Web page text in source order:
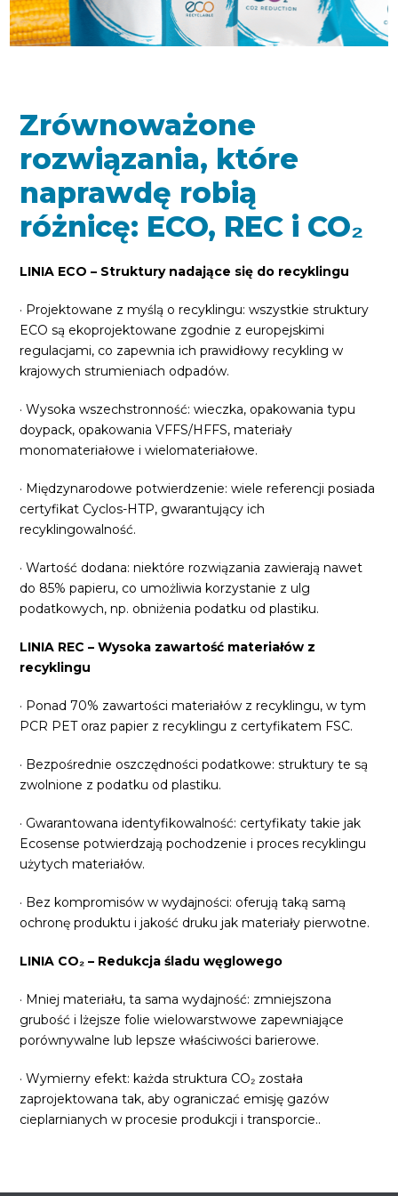
Zrównoważone
rozwiązania, które
naprawdę robią
różnicę: ECO, REC i CO₂
LINIA ECO – Struktury nadające się do recyklingu
· Projektowane z myślą o recyklingu: wszystkie struktury
ECO są ekoprojektowane zgodnie z europejskimi
regulacjami, co zapewnia ich prawidłowy recykling w
krajowych strumieniach odpadów.
· Wysoka wszechstronność: wieczka, opakowania typu
doypack, opakowania VFFS/HFFS, materiały
monomateriałowe i wielomateriałowe.
· Międzynarodowe potwierdzenie: wiele referencji posiada
certyfikat Cyclos-HTP, gwarantujący ich
recyklingowalność.
· Wartość dodana: niektóre rozwiązania zawierają nawet
do 85% papieru, co umożliwia korzystanie z ulg
podatkowych, np. obniżenia podatku od plastiku.
LINIA REC – Wysoka zawartość materiałów z
recyklingu
· Ponad 70% zawartości materiałów z recyklingu, w tym
PCR PET oraz papier z recyklingu z certyfikatem FSC.
· Bezpośrednie oszczędności podatkowe: struktury te są
zwolnione z podatku od plastiku.
· Gwarantowana identyfikowalność: certyfikaty takie jak
Ecosense potwierdzają pochodzenie i proces recyklingu
użytych materiałów.
· Bez kompromisów w wydajności: oferują taką samą
ochronę produktu i jakość druku jak materiały pierwotne.
LINIA CO₂ – Redukcja śladu węglowego
· Mniej materiału, ta sama wydajność: zmniejszona
grubość i lżejsze folie wielowarstwowe zapewniające
porównywalne lub lepsze właściwości barierowe.
· Wymierny efekt: każda struktura CO₂ została
zaprojektowana tak, aby ograniczać emisję gazów
cieplarnianych w procesie produkcji i transporcie..